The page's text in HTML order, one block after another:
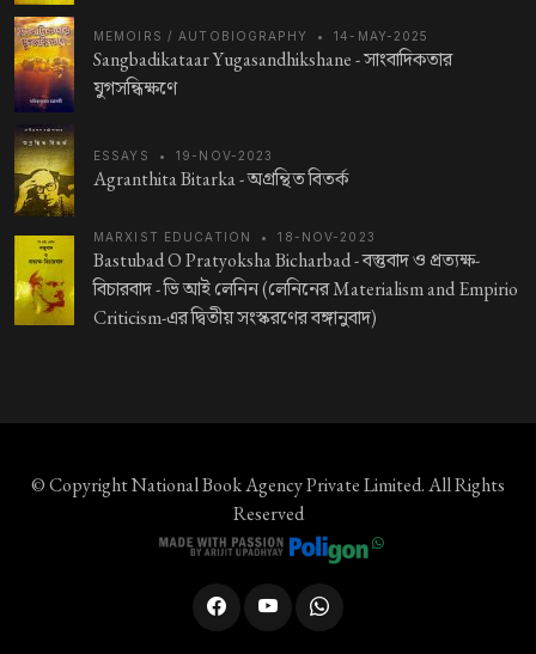
MEMOIRS / AUTOBIOGRAPHY • 14-MAY-2025
Sangbadikataar Yugasandhikshane -সাংবাদিকতার
যুগসন্ধিক্ষণে
ESSAYS • 19-NOV-2023
Agranthita Bitarka -অগ্রন্থিত বিতর্ক
MARXIST EDUCATION • 18-NOV-2023
Bastubad O Pratyoksha Bicharbad -বস্তুবাদ ও প্রত্যক্ষ-
বিচারবাদ - ভি আই লেনিন (লেনিনের Materialism and Empirio
Criticism-এর দ্বিতীয় সংস্করণের বঙ্গানুবাদ)
© CopyrightNational Book Agency Private Limited. All Rights
Reserved